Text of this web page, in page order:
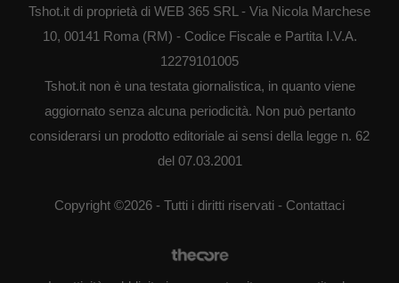
Tshot.it di proprietà di WEB 365 SRL - Via Nicola Marchese
10, 00141 Roma (RM) - Codice Fiscale e Partita I.V.A.
12279101005
Tshot.it non è una testata giornalistica, in quanto viene
aggiornato senza alcuna periodicità. Non può pertanto
considerarsi un prodotto editoriale ai sensi della legge n. 62
del 07.03.2001
Copyright ©2026 - Tutti i diritti riservati - Contattaci